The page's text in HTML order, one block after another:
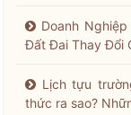
Doanh
Đất Đai Thay Đổi
Lịch tựu
thức ra sao?